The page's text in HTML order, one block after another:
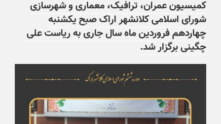
کمیسیون عمران، ترافیک، معماری و شهرسازی
شورای اسلامی کلانشهر اراک صبح یکشنبه
چهاردهم فروردین ماه سال جاری به ریاست علی
چگینی برگزار شد.